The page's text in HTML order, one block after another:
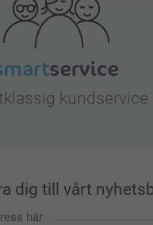
kundservice
dig till vårt
här